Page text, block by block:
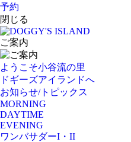
予約
閉じる
ご案内
ようこそ小谷流の里
ドギーズアイランドへ
お知らせ/トピックス
MORNING
DAYTIME
EVENING
ワンバサダーI・II